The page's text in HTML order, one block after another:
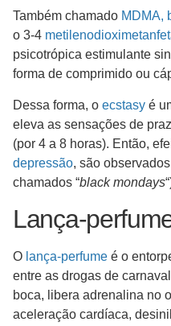
Também chamado MDMA,
o 3-4
psicotrópica estimulante
forma de comprimido ou
Dessa forma, o ecstasy é
eleva as sensações de
(por 4 a 8 horas). Então,
depressão, são
chamados “black mondays
Lança-
O lança-perfume é o
entre as drogas de
boca, libera adrenalina no
aceleração cardíaca,